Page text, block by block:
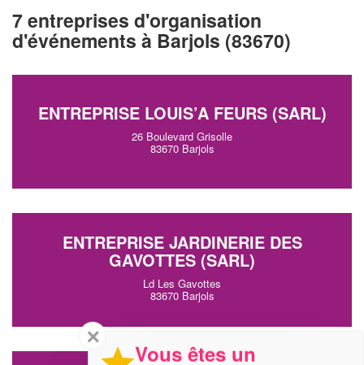
7 entreprises d'organisation
d'événements à Barjols (83670)
ENTREPRISE LOUIS’A FEURS (SARL)
26 Boulevard Grisolle
83670 Barjols
ENTREPRISE JARDINERIE DES
GAVOTTES (SARL)
Ld Les Gavottes
83670 Barjols
✕
Vous êtes un